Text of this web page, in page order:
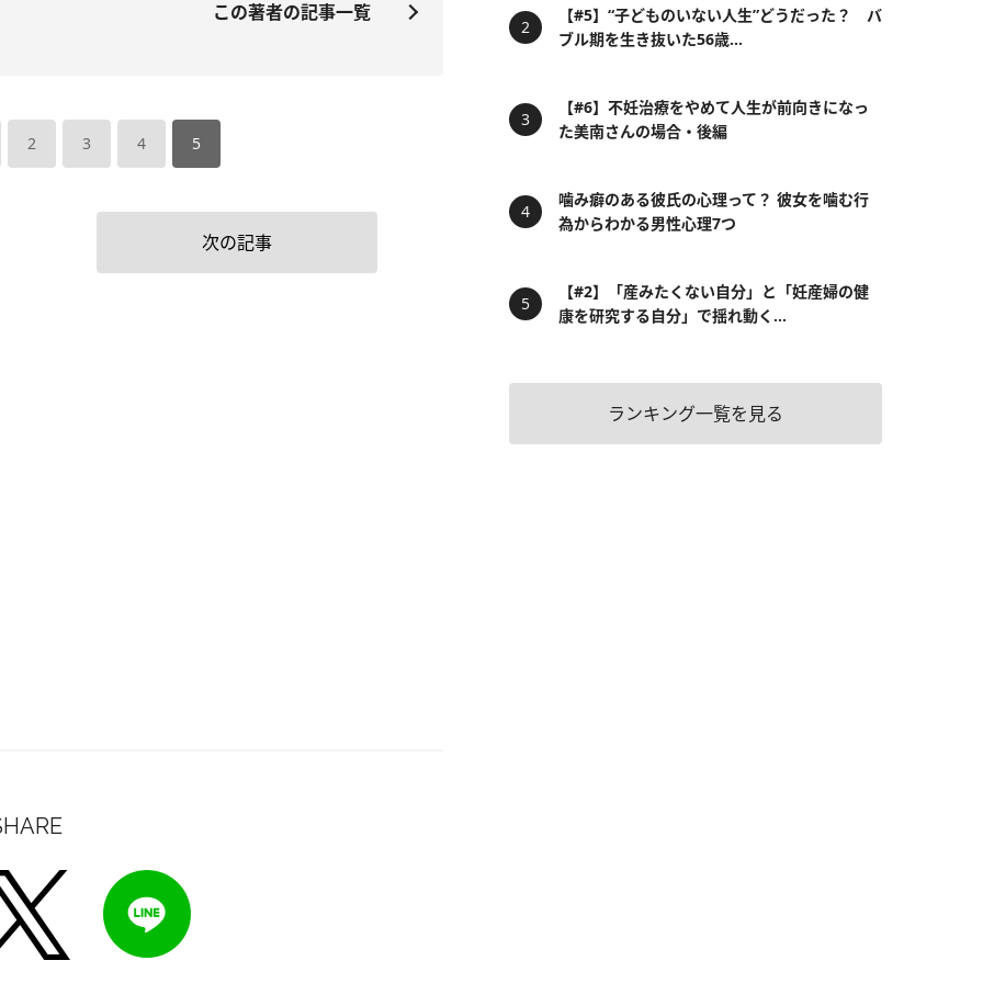
この著者の記事一覧
2 3 4 5
次の記事
【#5】“子どものいない人生”どうだった？ バ
ブル期を生き抜いた56歳...
【#6】不妊治療をやめて人生が前向きになっ
た美南さんの場合・後編
噛み癖のある彼氏の心理って？ 彼女を噛む行
為からわかる男性心理7つ
【#2】「産みたくない自分」と「妊産婦の健
康を研究する自分」で揺れ動く...
ランキング一覧を見る